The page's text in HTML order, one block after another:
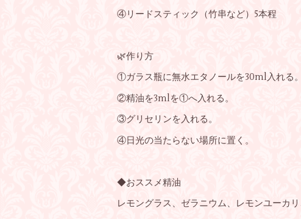
④リードスティック（竹串など）5本程
🌿作り方
①ガラス瓶に無水エタノールを30ml入れる。
②精油を3mlを①へ入れる。
③グリセリンを入れる。
④日光の当たらない場所に置く。
◆おススメ精油
レモングラス、ゼラニウム、レモンユーカ